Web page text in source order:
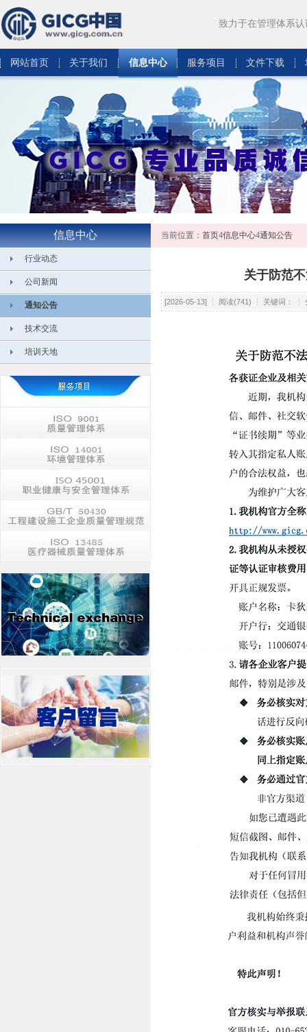
致力于在管理体系
网站首页 关于我们 信息中心 服务项目 文件下载
信息中心 当前位置： 首页4信息中心4通知公告
行业动态
公司新闻
通知公告
技术交流
培训天地
关于防范
[2026-05-13] ┆ 阅读(741) ┆ 关键词： ┆